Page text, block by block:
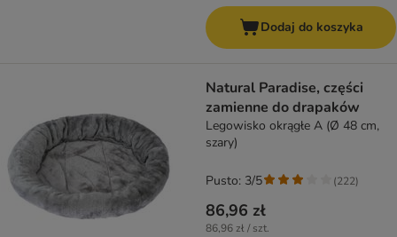
Dodaj do koszyka
Natural Paradise, części
zamienne do drapaków
Legowisko okrągłe A (Ø 48 cm,
szary)
86,96 zł
86,96 zł / szt.
Pusto: 3/5 (222)